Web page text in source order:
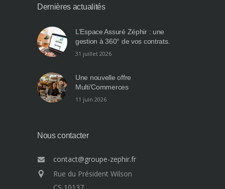
Dernières actualités
L’Espace Assuré Zéphir : une
gestion à 360° de vos contrats.
31 juillet 2026
Une nouvelle offre
Multi’Commerces
11 juin 2026
Nous contacter
contact@groupe-zephir.fr
Rue du Président Wilson